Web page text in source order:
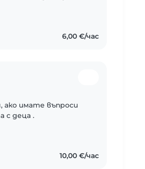
6,00 €/час
имате въпроси
с деца .
10,00 €/час